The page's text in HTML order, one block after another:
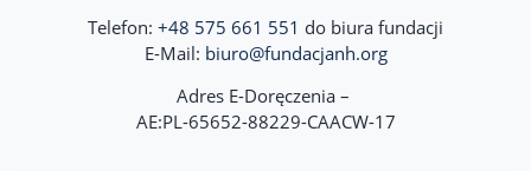
Telefon: +48 575 661 551 do biura fundacji
E-Mail: biuro@fundacjanh.org
Adres E-Doręczenia –
AE:PL-65652-88229-CAACW-17